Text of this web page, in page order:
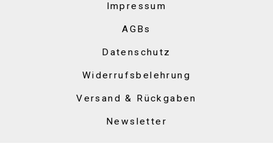
Impressum
AGBs
Datenschutz
Widerrufsbelehrung
Versand & Rückgaben
Newsletter